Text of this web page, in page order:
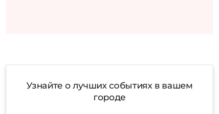
Узнайте о лучших событиях в вашем
городе